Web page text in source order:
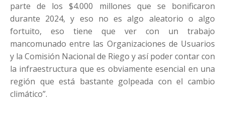
parte de los $4.000 millones que se bonificaron
durante 2024, y eso no es algo aleatorio o algo
fortuito, eso tiene que ver con un trabajo
mancomunado entre las Organizaciones de Usuarios
y la Comisión Nacional de Riego y así poder contar con
la infraestructura que es obviamente esencial en una
región que está bastante golpeada con el cambio
climático”.